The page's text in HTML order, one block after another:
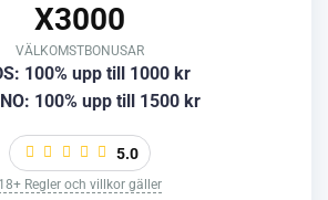
X3000
VÄLKOMSTBONUSAR
100% upp till 1000 kr
100% upp till 1500 kr
5.0
18+ Regler och villkor gäller